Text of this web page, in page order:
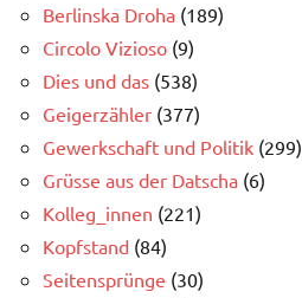
Berlinska Droha (189)
Circolo Vizioso (9)
Dies und das (538)
Geigerzähler (377)
Gewerkschaft und Politik (299)
Grüsse aus der Datscha (6)
Kolleg_innen (221)
Kopfstand (84)
Seitensprünge (30)